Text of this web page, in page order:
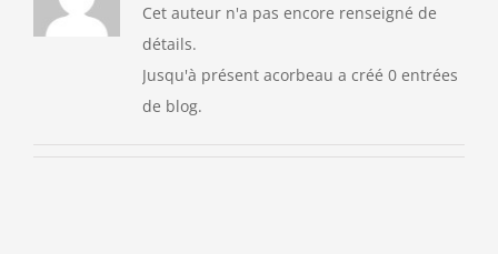
Pièces
Process
Cet auteur n'a pas encore renseigné de
détails.
Jusqu'à présent acorbeau a créé 0 entrées
de blog.